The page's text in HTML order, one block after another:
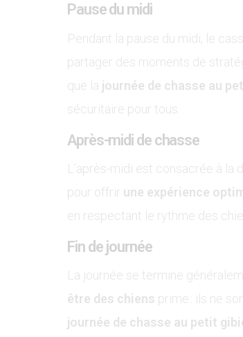
Pause du midi
Pendant la pause du midi, le
partager des moments de
que la journée de chasse au
sécuritaire pour tous.
Après-midi de chasse
L’après-midi est consacrée à
pour offrir une expérience
en respectant le rythme des
Fin de journée
La journée se termine
être des chiens prime : ils ne
journée de chasse au petit